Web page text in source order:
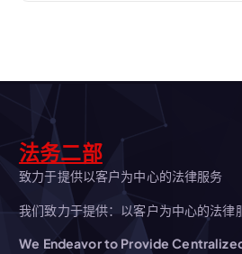
法务二部
致力于提供以客户为中心的法律服务
我们致力于提供：以客户为中心的法律
We Endeavor to Provide